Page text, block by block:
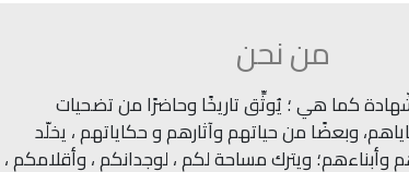
من نحن
كما هي ؛ يُوثِّق تاريخًا وحاضرًا من تضحيات
وبعضًا من حياتهم وآثارهم و حكاياتهم ، يخلّد
وأبناءهم؛ ويترك مساحة لكم ، لوجدانكم ، وأقلامكم ،